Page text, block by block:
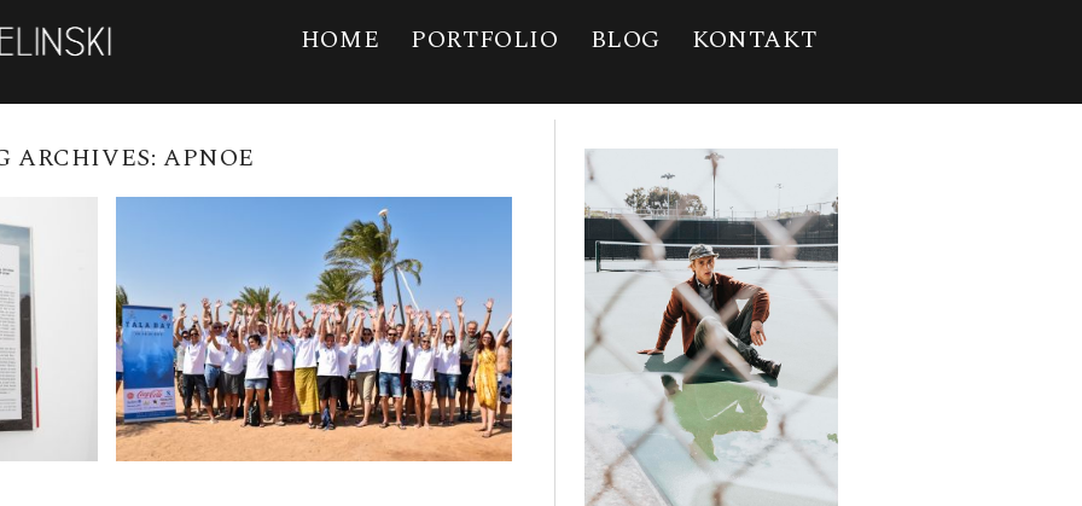
HOME PORTFOLIO BLOG KONTAKT
ARCHIVES: APNOE
EVENT „DIVE
CHALLENGE“ IN
JORDANIEN
READ MORE →